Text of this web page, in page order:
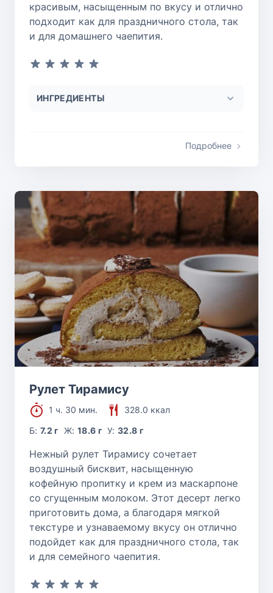
красивым, насыщенным по вкусу и отлично
подходит как для праздничного стола, так
и для домашнего чаепития.
ИНГРЕДИЕНТЫ
Подробнее
Рулет Тирамису
1 ч. 30 мин.
328.0 ккал
Б:7.2 г Ж: 18.6 г У:32.8 г
Нежный рулет Тирамису сочетает
воздушный бисквит, насыщенную
кофейную пропитку и крем из маскарпоне
со сгущенным молоком. Этот десерт легко
приготовить дома, а благодаря мягкой
текстуре и узнаваемому вкусу он отлично
подойдет как для праздничного стола, так
и для семейного чаепития.